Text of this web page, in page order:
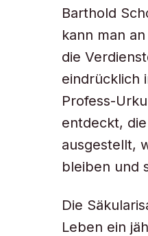
Barthold
kann man
die
eindrücklich
Profess-
entdeckt,
ausgestellt,
bleiben und
Die
Leben ein